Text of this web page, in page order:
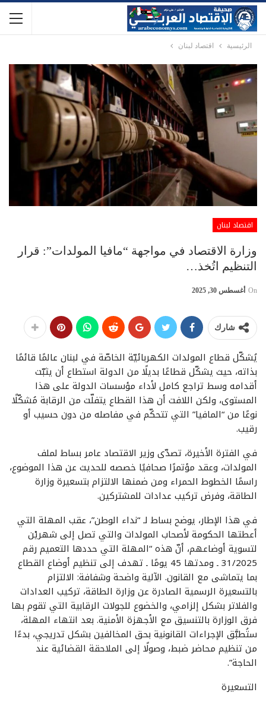
الرئيسية اقتصاد لبنان
اقتصاد لبنان
وزارة الاقتصاد في مواجهة “مافيا المولدات”: قرار
التنظيم اتُخذ…
On أغسطس 30, 2025
شارك
يُشكّل قطاع المولدات الكهربائيّة الخاصّة في لبنان عالمًا قائمًا
بذاته، حيث يشكّل قطاعًا بديلًا من الدولة استطاع أن يثبّت
أقدامه وسط تراجع كامل لأداء مؤسسات الدولة على هذا
المستوى، ولكن اللافت أن هذا القطاع يتفلّت من الرقابة مُشكّلًا
نوعًا من “المافيا” التي تتحكّم في مفاصله من دون حسيب أو
رقيب.
في الفترة الأخيرة، تصدّى وزير الاقتصاد عامر بساط لملف
المولدات، وعقد مؤتمرًا صحافيًا خصصه للحديث عن هذا الموضوع،
راسمًا الخطوط الحمراء ومن ضمنها الالتزام بتسعيرة وزارة
الطاقة، وفرض تركيب عدادات للمشتركين.
في هذا الإطار، يوضح بساط لـ “نداء الوطن”، عقب المهلة التي
أعطتها الحكومة لأصحاب المولدات والتي تصل إلى شهريْن
لتسوية أوضاعهم، أنّ هذه “المهلة التي حددها التعميم رقم
31/2025 ـ ومدتها 45 يومًا ـ تهدف إلى تنظيم أوضاع القطاع
بما يتماشى مع القانون. الآلية واضحة وشفافة: الالتزام
بالتسعيرة الرسمية الصادرة عن وزارة الطاقة، تركيب العدادات
والفلاتر بشكل إلزامي، والخضوع للجولات الرقابية التي تقوم بها
فرق الوزارة بالتنسيق مع الأجهزة الأمنية. بعد انتهاء المهلة،
ستُطبَّق الإجراءات القانونية بحق المخالفين بشكل تدريجي، بدءًا
من تنظيم محاضر ضبط، وصولًا إلى الملاحقة القضائية عند
الحاجة”.
التسعيرة